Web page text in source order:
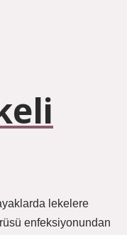
lekelere
enfeksiyonundan